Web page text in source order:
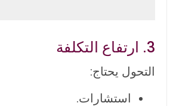
3. ارتفاع التكلفة
التحول يحتاج:
استشارات.